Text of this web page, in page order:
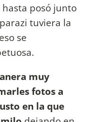
posó junto
tuviera la
se
muy
fotos a
en la que